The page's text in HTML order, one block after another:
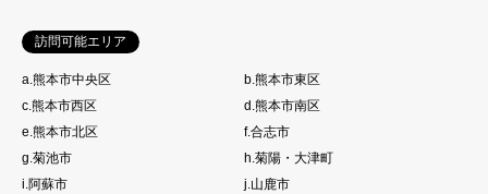
訪問可能エリア
a.熊本市中央区
b.熊本市東区
c.熊本市西区
d.熊本市南区
e.熊本市北区
f.合志市
g.菊池市
h.菊陽・大津町
i.阿蘇市
j.山鹿市